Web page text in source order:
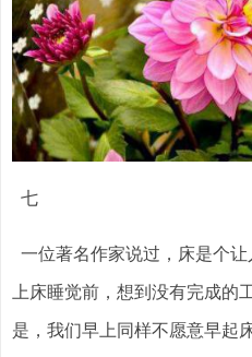
七
一位著名作家说过，床是个
上床睡觉前，想到没有完成的
是，我们早上同样不愿意早起